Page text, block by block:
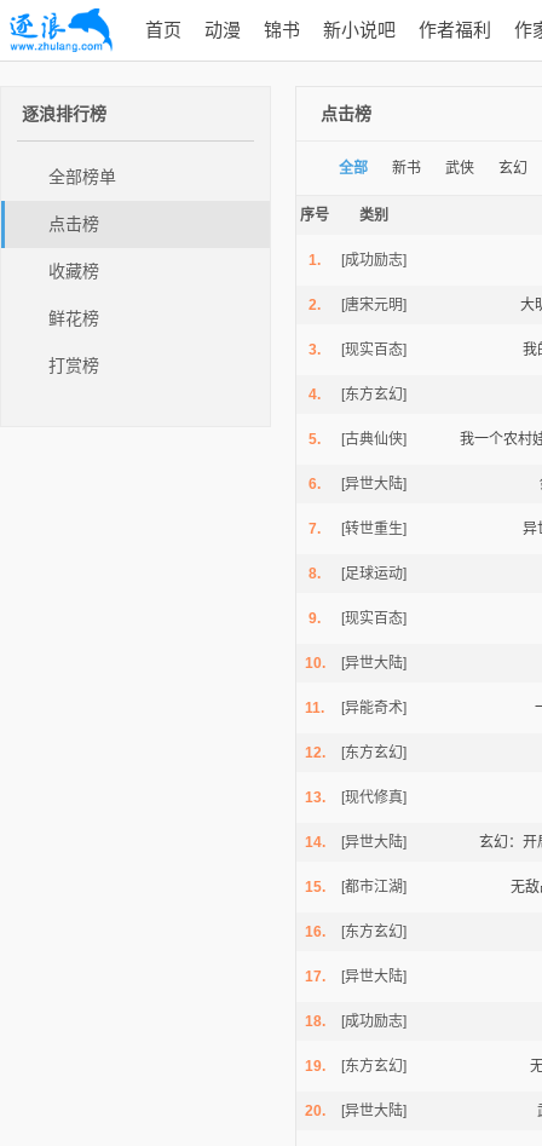
首页 动漫 锦书 新小说吧 作者福利 作
逐浪排行榜
全部榜单
点击榜
收藏榜
鲜花榜
打赏榜
点击榜
全部 新书 武侠 玄幻
序号 类别
1. [成功励志]
2. [唐宋元明] 大
3. [现实百态] 我
4. [东方玄幻]
5. [古典仙侠] 我一个农村
6. [异世大陆]
7. [转世重生] 异
8. [足球运动]
9. [现实百态]
10. [异世大陆]
11. [异能奇术]
12. [东方玄幻]
13. [现代修真]
14. [异世大陆] 玄幻：开
15. [都市江湖] 无
16. [东方玄幻]
17. [异世大陆]
18. [成功励志]
19. [东方玄幻]
20. [异世大陆]